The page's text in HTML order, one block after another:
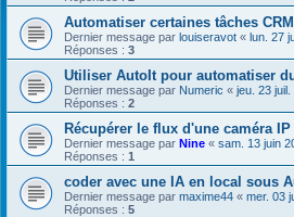
Automatiser certaines tâches
Dernier message par louiseravot « lun. 27
Réponses : 3
Utiliser AutoIt pour automatiser
Dernier message par Numeric « jeu. 23
Réponses : 2
Récupérer le flux d'une caméra
Dernier message par Nine « sam. 13 juin
Réponses : 1
coder avec une IA en local sous
Dernier message par maxime44 « mer. 03
Réponses : 5